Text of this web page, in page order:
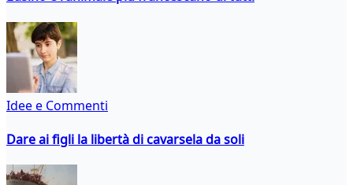
Idee e Commenti
Dare ai figli la libertà di cavarsela da soli